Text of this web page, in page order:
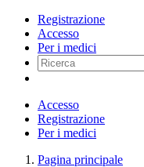
Registrazione
Accesso
Per i medici
Accesso
Registrazione
Per i medici
Pagina principale